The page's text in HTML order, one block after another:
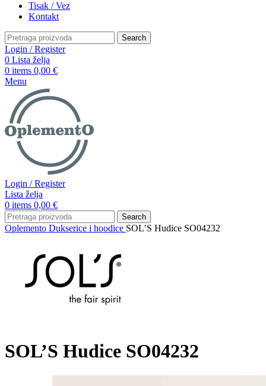
Tisak / Vez
Kontakt
Search
Login / Register
0 Lista želja
0 items 0,00 €
Menu
Login / Register
Lista želja
0 items 0,00 €
Search
Oplemento Dukserice i hoodice SOL’S Hudice SO04232
SOL’S Hudice SO04232